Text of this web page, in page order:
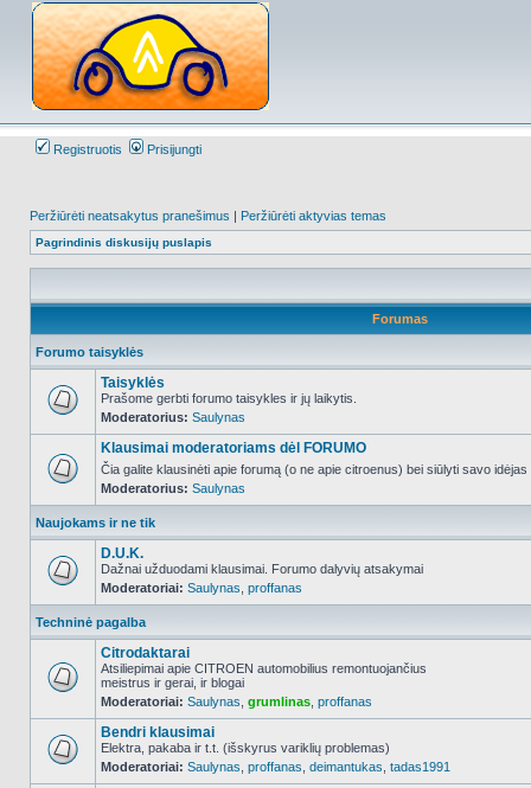
Registruotis Prisijungti
Peržiūrėti neatsakytus pranešimus | Peržiūrėti aktyvias temas
Pagrindinis diskusijų puslapis
Forumas
Forumo taisyklės
NO_UNREAD_POSTS
Taisyklės
Prašome gerbti forumo taisykles ir jų laikytis.
Moderatorius: Saulynas
NO_UNREAD_POSTS
Klausimai moderatoriams dėl FORUMO
Čia galite klausinėti apie forumą (o ne apie citroenus) bei siūlyti savo
Moderatorius: Saulynas
Naujokams ir ne tik
NO_UNREAD_POSTS
D.U.K.
Dažnai užduodami klausimai. Forumo dalyvių atsakymai
Moderatoriai: Saulynas proffanas
Techninė pagalba
NO_UNREAD_POSTS
Citrodaktarai
Atsiliepimai apie CITROEN automobilius remontuojančius
meistrus ir gerai, ir blogai
Moderatoriai: Saulynas grumlinas proffanas
NO_UNREAD_POSTS
Bendri klausimai
Elektra, pakaba ir t.t. (išskyrus variklių problemas)
Moderatoriai: Saulynas proffanas deimantukas tadas1991